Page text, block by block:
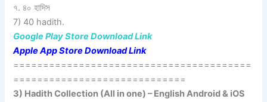
৭. ৪০ হাদিস
7) 40 hadith.
Google Play Store Download Link
Apple App Store Download Link
========================================
=============================
3) Hadith Collection (All in one) – EnglishAndroid & iOS